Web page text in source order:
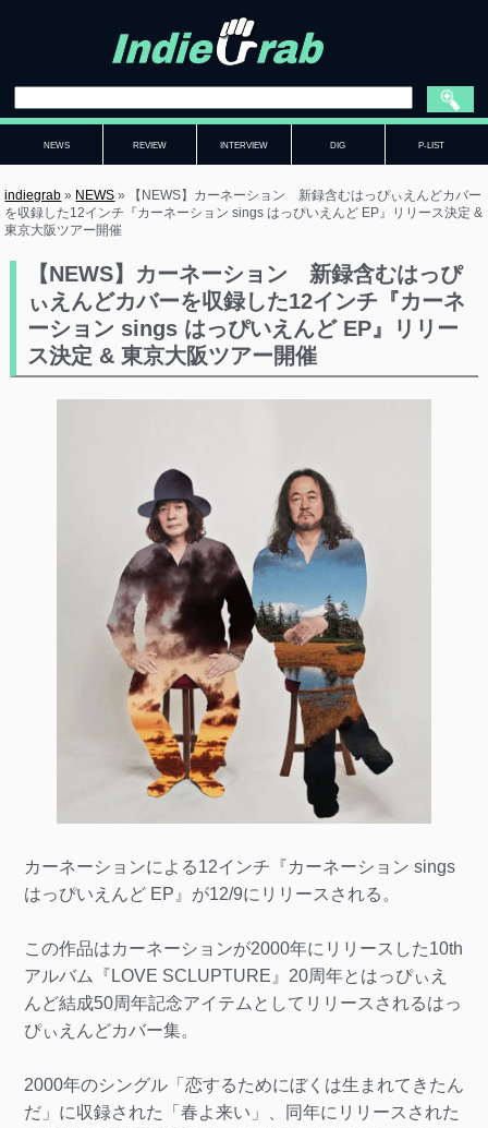
NEWS REVIEW INTERVIEW DIG P-LIST
indiegrab » NEWS »
【NEWS】カーネーション 新録含むはっぴぃえんどカバー
を収録した12インチ『カーネーション sings はっぴいえんど EP』リリース決定 &
東京大阪ツアー開催
【NEWS】カーネーション 新録含むはっぴ
ぃえんどカバーを収録した12インチ『カーネ
ーション sings はっぴいえんど EP』リリー
ス決定 & 東京大阪ツアー開催
カーネーションによる12インチ『カーネーション sings
はっぴいえんど EP』が12/9にリリースされる。
この作品はカーネーションが2000年にリリースした10th
アルバム『LOVE SCLUPTURE』20周年とはっぴぃえ
んど結成50周年記念アイテムとしてリリースされるはっ
ぴぃえんどカバー集。
2000年のシングル「恋するためにぼくは生まれてきたん
だ」に収録された「春よ来い」、同年にリリースされた